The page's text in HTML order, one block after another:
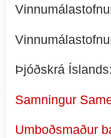
Þjóðskrá Íslands:
Samningur
Umboðsmaður